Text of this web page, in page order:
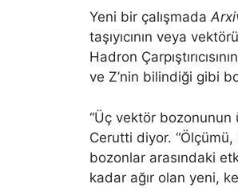
Yeni bir çalışmada
taşıyıcının veya
Hadron
ve Z’nin bilindiği gibi
“Üç vektör bozonunun
Cerutti diyor.
bozonlar arasındaki
kadar ağır olan yeni,